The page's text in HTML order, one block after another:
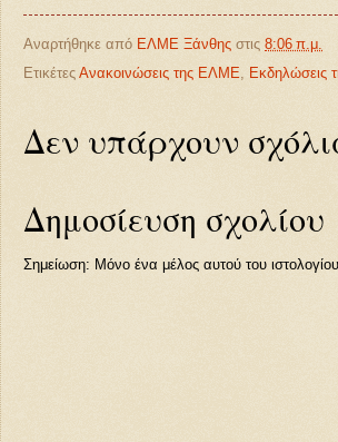
Αναρτήθηκε από ΕΛΜΕ Ξάνθης στις 8:06 π.μ.
Ετικέτες Ανακοινώσεις της ΕΛΜΕ, Εκδηλώσεις
Δεν υπάρχουν
Δημοσίευση σχολίου
Σημείωση: Μόνο ένα μέλος αυτού του